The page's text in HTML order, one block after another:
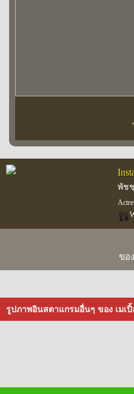
พัช
ขอ
รูปภาพอินสตาแกรมอื่นๆ ของ เมเ